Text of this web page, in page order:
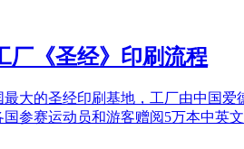
厂《圣经》印刷流程
大的圣经印刷基地，工厂由中国
参赛运动员和游客赠阅5万本中英